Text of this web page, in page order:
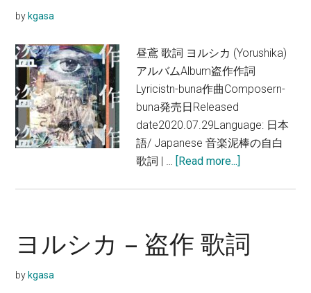
リ
カ
ン
歌
詞
by kgasa
昼鳶 歌詞 ヨルシカ (Yorushika)
アルバムAlbum盗作作詞
Lyricistn-buna作曲Composern-
buna発売日Released
date2020.07.29Language: 日本
語/ Japanese 音楽泥棒の自白
歌詞 | … [Read more...]
カ
–
ヨルシカ – 盗作 歌詞
by kgasa